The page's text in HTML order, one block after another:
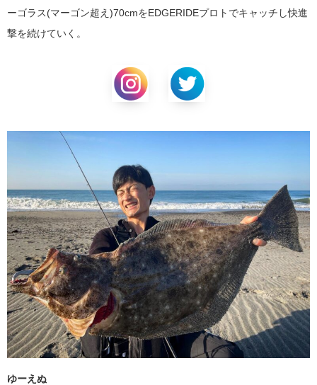
ーゴラス(マーゴン超え)70cmをEDGERIDEプロトでキャッチし快進
撃を続けていく。
ゆーえぬ